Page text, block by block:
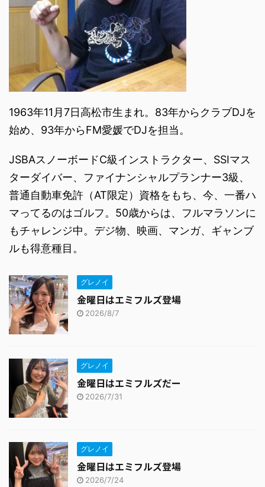
1963年11月7日高松市生まれ。83年からクラブDJを
始め、93年からFM愛媛でDJを担当。
JSBAスノーボードC級インストラクター、SSIマス
ターダイバー、ファイナンシャルプランナー3級、
普通自動車免許（AT限定）資格をもち、今、一番ハ
マってるのはゴルフ。50歳からは、フルマラソンに
もチャレンジ中。デジ物、映画、マンガ、ギャンブ
ルも得意種目。
グレノイ
金曜日はエミフルズ登場
2026/8/7
グレノイ
金曜日はエミフルズだー
2026/7/31
グレノイ
金曜日はエミフルズ登場
2026/7/24